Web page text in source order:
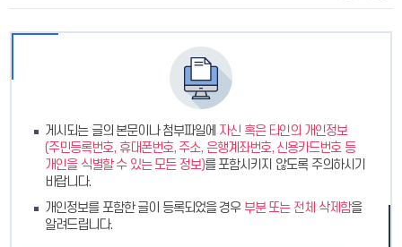
게시되는 글의 본문이나 첨부파일에 자신 혹은 타인의 개인정보
(주민등록번호, 휴대폰번호, 주소, 은행계좌번호, 신용카드번호 등
개인을 식별할 수 있는 모든 정보)를 포함시키지 않도록 주의하시기
바랍니다.
개인정보를 포함한 글이 등록되었을 경우 부분 또는 전체 삭제함을
알려드립니다.